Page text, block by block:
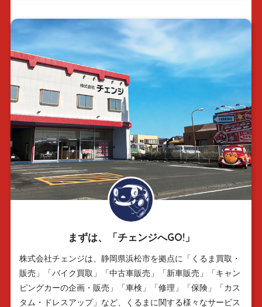
まずは、「チェンジへGO!」
株式会社チェンジは、静岡県浜松市を拠点に「くるま買取・
販売」「バイク買取」「中古車販売」「新車販売」「キャン
ピングカーの企画・販売」「車検」「修理」「保険」「カス
タム・ドレスアップ」など、くるまに関する様々なサービス